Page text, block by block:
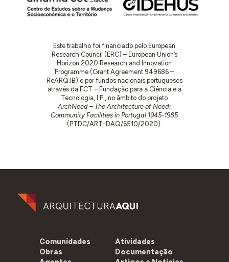
Este trabalho foi financiado pelo European
Research Council (ERC) – European Union’s
Horizon 2020 Research and Innovation
Programme (Grant Agreement 949686 –
ReARQ.IB) e por fundos nacionais portugueses
através da FCT – Fundação para a Ciência e a
Tecnologia, I.P., no âmbito do projeto
ArchNeed – The Architecture of Need:
Community Facilities in Portugal 1945-1985
(PTDC/ART-DAQ/6510/2020).
Comunidades
Obras
Atividades
Documentação